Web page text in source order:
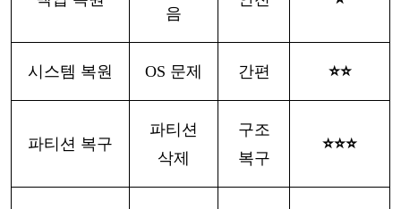
음
시스템 복원 OS 문제 간편 ⭐⭐
파티션 복구
파티션
삭제
구조
복구
⭐⭐⭐